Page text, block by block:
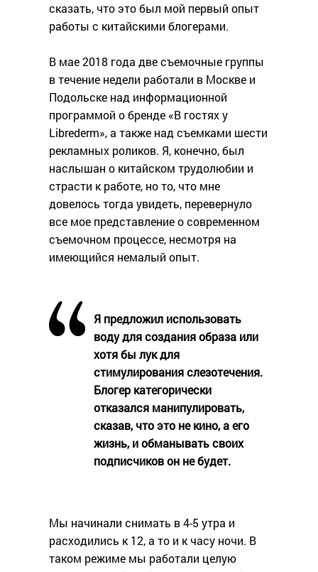
сказать, что это был мой первый опыт
работы с китайскими блогерами.
В мае 2018 года две съемочные группы
в течение недели работали в Москве и
Подольске над информационной
программой о бренде «В гостях у
Librederm», а также над съемками шести
рекламных роликов. Я, конечно, был
наслышан о китайском трудолюбии и
страсти к работе, но то, что мне
довелось тогда увидеть, перевернуло
все мое представление о современном
съемочном процессе, несмотря на
имеющийся немалый опыт.
Я предложил использовать
воду для создания образа или
хотя бы лук для
стимулирования слезотечения.
Блогер категорически
отказался манипулировать,
сказав, что это не кино, а его
жизнь, и обманывать своих
подписчиков он не будет.
Мы начинали снимать в 4-5 утра и
расходились к 12, а то и к часу ночи. В
таком режиме мы работали целую